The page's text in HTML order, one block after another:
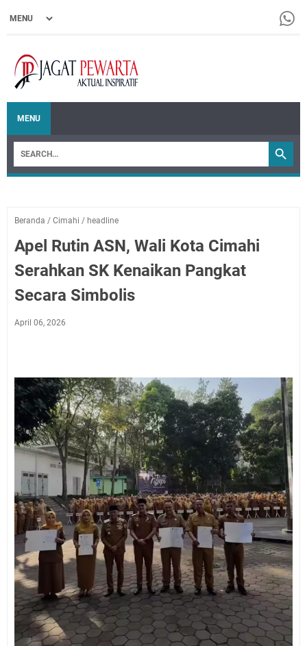
MENU
Beranda / Cimahi / headline
Apel Rutin ASN, Wali Kota Cimahi
Serahkan SK Kenaikan Pangkat
Secara Simbolis
April 06, 2026